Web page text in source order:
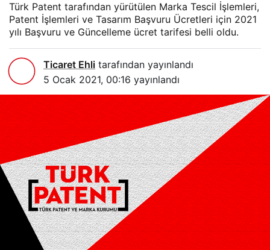
Türk Patent tarafından yürütülen Marka Tescil İşlemleri,
Patent İşlemleri ve Tasarım Başvuru Ücretleri için 2021
yılı Başvuru ve Güncelleme ücret tarifesi belli oldu.
Ticaret Ehli tarafından yayınlandı
5 Ocak 2021, 00:16 yayınlandı